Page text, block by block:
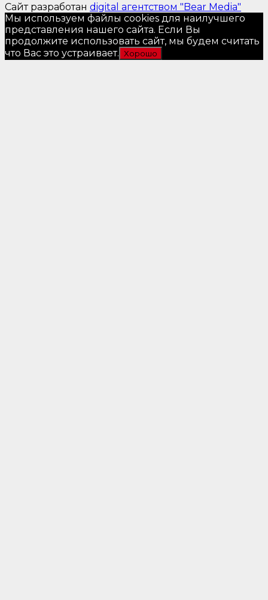
Сайт разработан digital агентством "Bear Media"
Мы используем файлы cookies для наилучшего
представления нашего сайта. Если Вы
продолжите использовать сайт, мы будем считать
что Вас это устраивает. Хорошо